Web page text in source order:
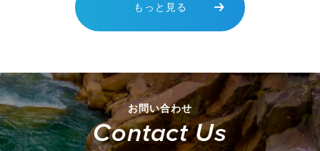
もっと見る
お問い合わせ
Contact Us